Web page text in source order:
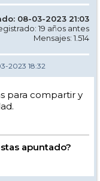
08-03-2023 21:03
19 años antes
Mensajes: 1.514
2023 18:32
para compartir y
apuntado?